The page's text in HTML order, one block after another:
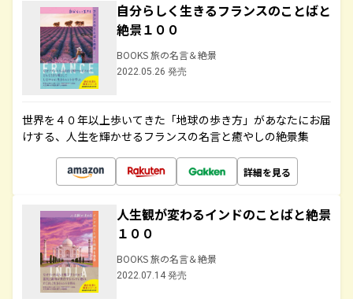
自分らしく生きるフランスのことばと
絶景１００
BOOKS 旅の名言＆絶景
2022.05.26 発売
世界を４０年以上歩いてきた「地球の歩き方」があなたにお届
けする、人生を輝かせるフランスの名言と癒やしの絶景集
詳細を見る
人生観が変わるインドのことばと絶景
１００
BOOKS 旅の名言＆絶景
2022.07.14 発売